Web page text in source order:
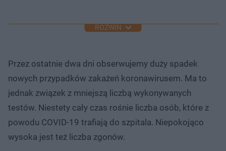
ROZWIŃ
Przez ostatnie dwa dni obserwujemy duży spadek
nowych przypadków zakażeń koronawirusem. Ma to
jednak związek z mniejszą liczbą wykonywanych
testów. Niestety cały czas rośnie liczba osób, które z
powodu COVID-19 trafiają do szpitala. Niepokojąco
wysoka jest też liczba zgonów.